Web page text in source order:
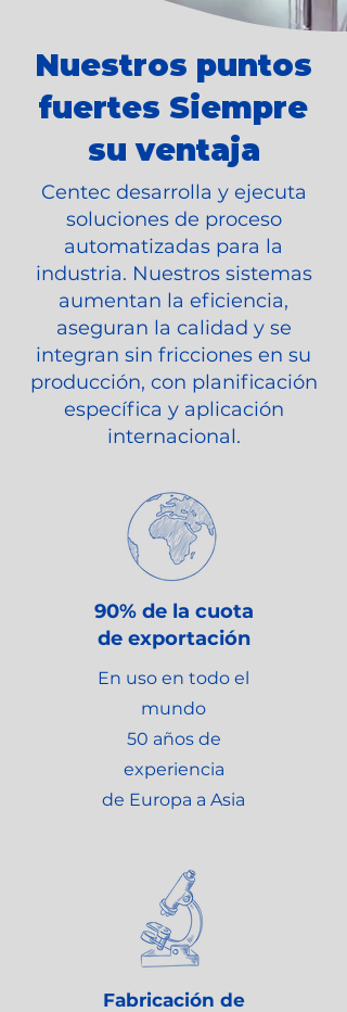
Nuestros puntos
fuertes Siempre
su ventaja
Centec desarrolla y ejecuta
soluciones de proceso
automatizadas para la
industria. Nuestros sistemas
aumentan la eficiencia,
aseguran la calidad y se
integran sin fricciones en su
producción, con planificación
específica y aplicación
internacional.
90% de la cuota
de exportación
En uso en todo el
mundo
50 años de
experiencia
de Europa a Asia
Fabricación de